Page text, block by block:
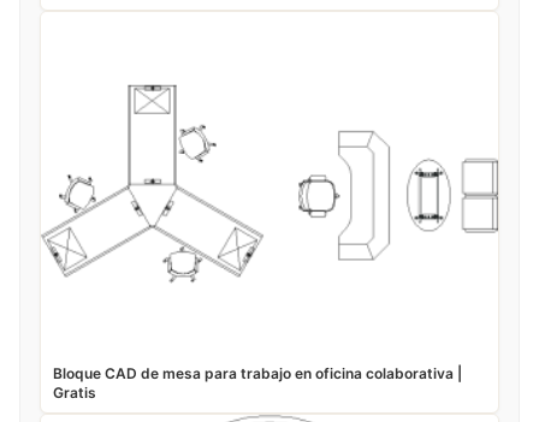
Bloque CAD de mesa para trabajo en oficina colaborativa |
Gratis